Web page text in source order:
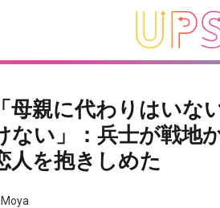
「母親に代わりはい
ない」：兵士が戦地
人を抱きしめた